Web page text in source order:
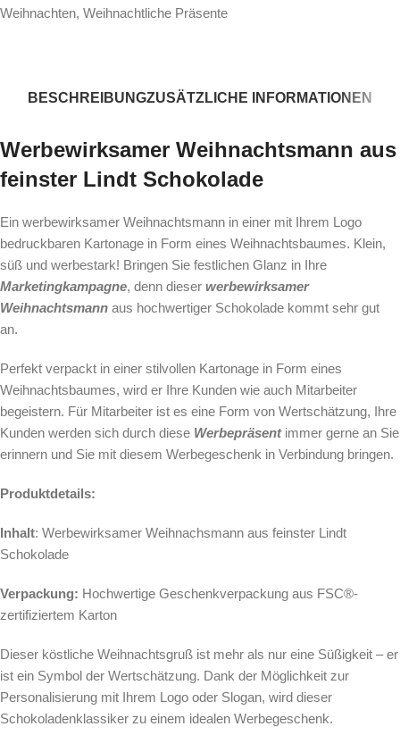
Weihnachten, Weihnachtliche Präsente
BESCHREIBUNGZUSÄTZLICHE INFORMATIONEN
Werbewirksamer Weihnachtsmann aus
feinster Lindt Schokolade
Ein werbewirksamer Weihnachtsmann in einer mit Ihrem Logo
bedruckbaren Kartonage in Form eines Weihnachtsbaumes. Klein,
süß und werbestark! Bringen Sie festlichen Glanz in Ihre
Marketingkampagne, denn dieser werbewirksamer
Weihnachtsmann aus hochwertiger Schokolade kommt sehr gut
an.
Perfekt verpackt in einer stilvollen Kartonage in Form eines
Weihnachtsbaumes, wird er Ihre Kunden wie auch Mitarbeiter
begeistern. Für Mitarbeiter ist es eine Form von Wertschätzung, Ihre
Kunden werden sich durch diese Werbepräsentimmer gerne an Sie
erinnern und Sie mit diesem Werbegeschenk in Verbindung bringen.
Produktdetails:
Inhalt: Werbewirksamer Weihnachsmann aus feinster Lindt
Schokolade
Verpackung: Hochwertige Geschenkverpackung aus FSC®-
zertifiziertem Karton
Dieser köstliche Weihnachtsgruß ist mehr als nur eine Süßigkeit – er
ist ein Symbol der Wertschätzung. Dank der Möglichkeit zur
Personalisierung mit Ihrem Logo oder Slogan, wird dieser
Schokoladenklassiker zu einem idealen Werbegeschenk.